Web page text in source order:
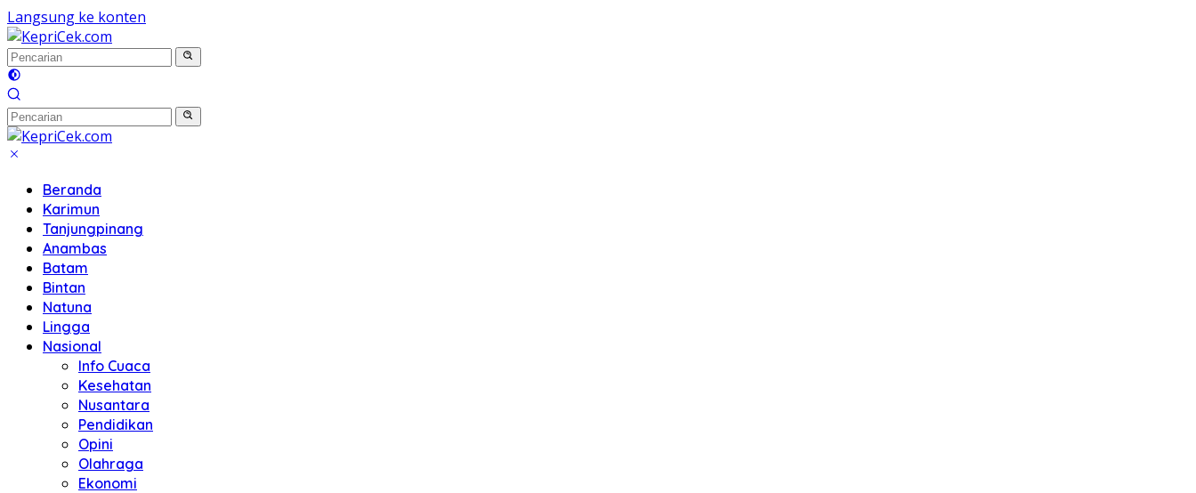
Langsung ke konten
Beranda
Karimun
Tanjungpinang
Anambas
Batam
Bintan
Natuna
Lingga
Nasional
Info Cuaca
Kesehatan
Nusantara
Pendidikan
Opini
Olahraga
Ekonomi